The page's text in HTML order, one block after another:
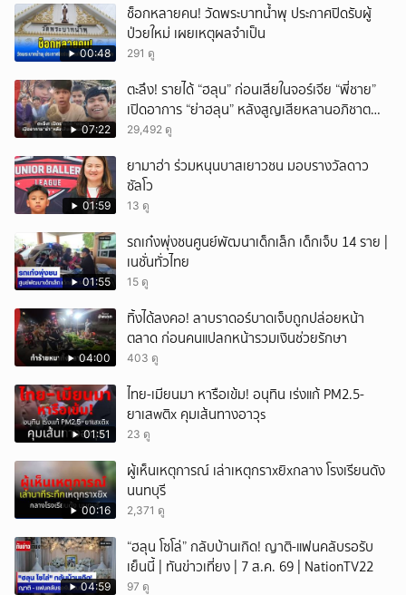
00:48
ช็อกหลายคน! วัดพระบาทน้ำพุ ประกาศปิดรับผู้
ป่วยใหม่ เผยเหตุผลจำเป็น
291 ดู
07:22
ตะลึง! รายได้ “ฮลุน” ก่อนเสียในจอร์เจีย “พี่ชาย”
เปิดอาการ “ย่าฮลุน” หลังสูญเสียหลานอภิชาต
บุตร!
29,492 ดู
01:59
ยามาฮ่า ร่วมหนุนบาสเยาวชน มอบรางวัลดาว
ซัลโว
13 ดู
01:55
รถเก๋งพุ่งชนศูนย์พัฒนาเด็กเล็ก เด็กเจ็บ 14 ราย |
เนชั่นทั่วไทย
15 ดู
04:00
ทิ้งได้ลงคอ! ลาบราดอร์บาดเจ็บถูกปล่อยหน้า
ตลาด ก่อนคนแปลกหน้ารวมเงินช่วยรักษา
403 ดู
01:51
ไทย-เมียนมา หารือเข้ม! อนุทิน เร่งแก้ PM2.5-
ยาเสwติx คุมเส้นทางอาวุs
23 ดู
00:16
ผู้เห็นเหตุการณ์ เล่าเหตุกราxยิxกลาง โรงเรียนดัง
นนทบุรี
2,371 ดู
04:59
“ฮลุน โซโล่” กลับบ้านเกิด! ญาติ-แฟนคลับรอรับ
เย็นนี้ | ทันข่าวเที่ยง | 7 ส.ค. 69 | NationTV22
97 ดู